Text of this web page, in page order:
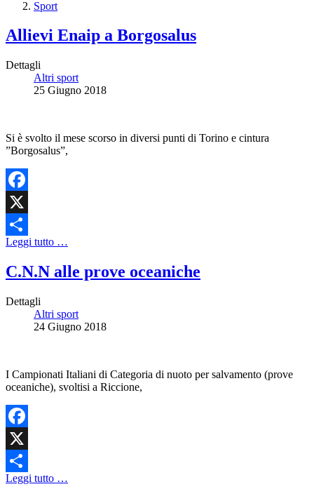
Sport
Allievi Enaip a Borgosalus
Dettagli
Altri sport
25 Giugno 2018
Si è svolto il mese scorso in diversi punti di Torino e cintura
”Borgosalus”,
Facebook
X
Share
Leggi tutto …
C.N.N alle prove oceaniche
Dettagli
Altri sport
24 Giugno 2018
I Campionati Italiani di Categoria di nuoto per salvamento (prove
oceaniche), svoltisi a Riccione,
Facebook
X
Share
Leggi tutto …